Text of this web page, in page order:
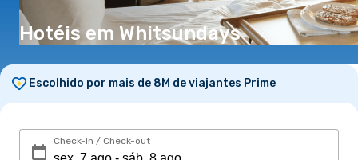
Hotéis em Whitsundays
Escolhido por mais de 8M de viajantes Prime
Check-in / Check-out